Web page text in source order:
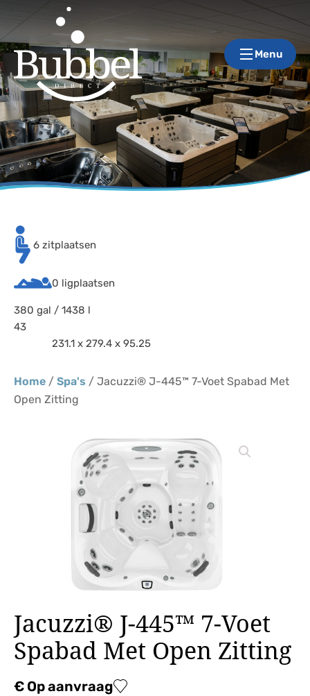
Menu
6 zitplaatsen
0 ligplaatsen
380 gal / 1438 l
43
231.1 x 279.4 x 95.25
Home / Spa's / Jacuzzi® J-445™ 7-Voet Spabad Met
Open Zitting
Jacuzzi® J-445™ 7-Voet
Spabad Met Open Zitting
€ Op aanvraag